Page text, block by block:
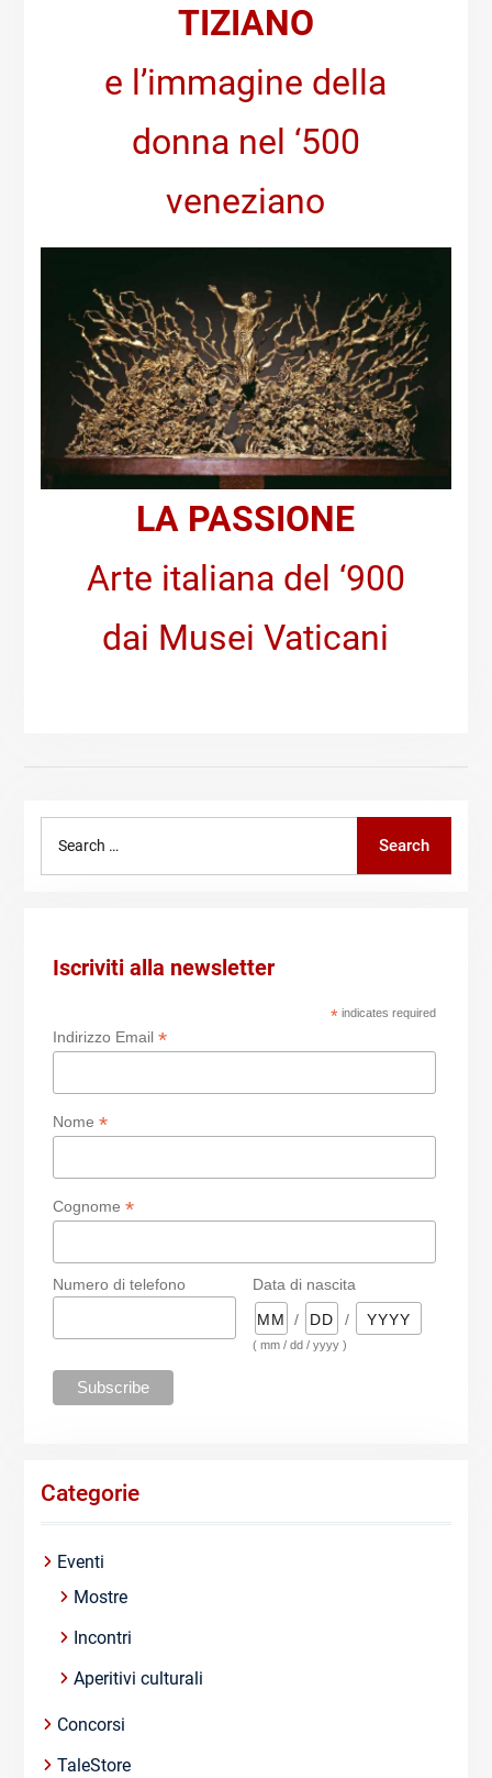
TIZIANO
e l’immagine della
donna nel ‘500
veneziano
LA PASSIONE
Arte italiana del ‘900
dai Musei Vaticani
Search
Iscriviti alla newsletter
*indicates required
Indirizzo Email *
Nome *
Cognome *
Numero di telefono
Data di nascita
/
/
( mm / dd / yyyy )
Categorie
Eventi
Mostre
Incontri
Aperitivi culturali
Concorsi
TaleStore